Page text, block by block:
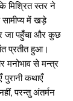
मिश्रित स्तर ने
सामीप्य में खड़े
जा पहुँचा और कुछ
प्रतीत हुआ।
मनोभाव से मन्त्र
कथाएँ
परन्तु अंतर्मन